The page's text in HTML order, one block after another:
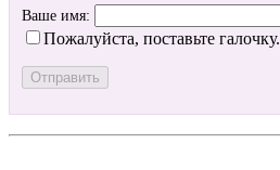
Ваше имя:
Пожалуйста, поставьте галочку.